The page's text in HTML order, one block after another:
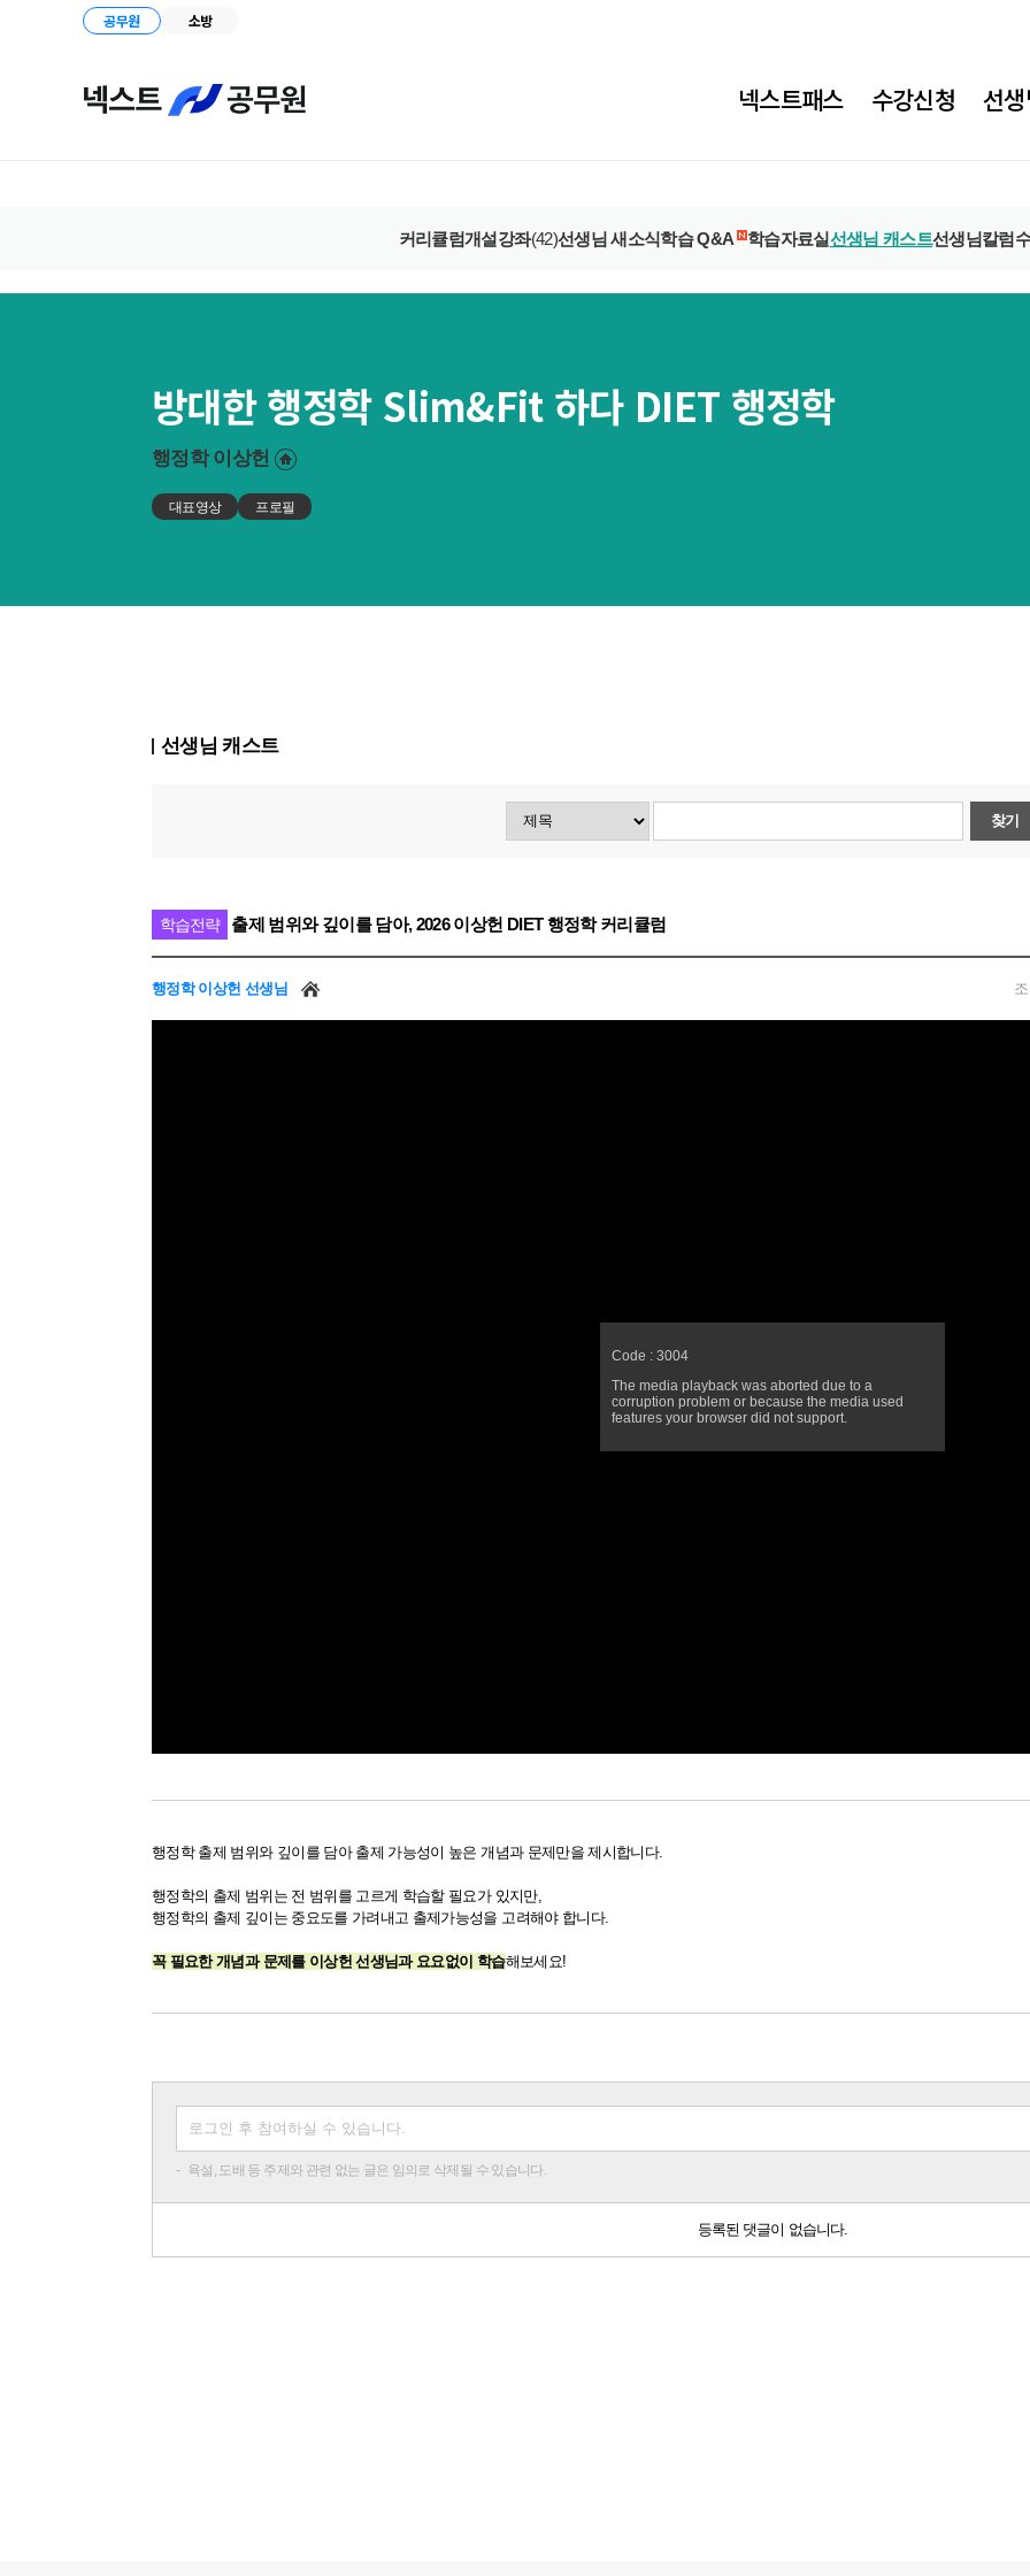
공무원 소방
넥스트패스 수강신청 선
커리큘럼개설강좌(42)선생님 새소식학습 Q&A 학습자료실선생님 캐스트선생님칼럼
방대한 행정학 Slim&Fit 하다 DIET 행정학
행정학이상헌
대표영상 프로필
선생님 캐스트
찾기
학습전략 출제 범위와 깊이를 담아, 2026 이상헌 DIET 행정학 커리큘럼
행정학 이상헌 선생님
행정학 출제 범위와 깊이를 담아 출제 가능성이 높은 개념과 문제만을 제시합니다.
행정학의 출제 범위는 전 범위를 고르게 학습할 필요가 있지만,
행정학의 출제 깊이는 중요도를 가려내고 출제가능성을 고려해야 합니다.
꼭 필요한 개념과 문제를 이상헌 선생님과 요요없이 학습해보세요!
욕설, 도배 등 주제와 관련 없는 글은 임의로 삭제될 수 있습니다.
등록된 댓글이 없습니다.